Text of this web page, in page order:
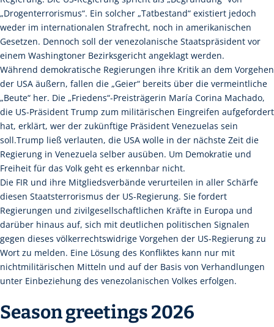
„Drogenterrorismus“. Ein solcher „Tatbestand“ existiert jedoch
weder im internationalen Strafrecht, noch in amerikanischen
Gesetzen. Dennoch soll der venezolanische Staatspräsident vor
einem Washingtoner Bezirksgericht angeklagt werden.
Während demokratische Regierungen ihre Kritik an dem Vorgehen
der USA äußern, fallen die „Geier“ bereits über die vermeintliche
„Beute“ her. Die „Friedens“-Preisträgerin María Corina Machado,
die US-Präsident Trump zum militärischen Eingreifen aufgefordert
hat, erklärt, wer der zukünftige Präsident Venezuelas sein
soll.Trump ließ verlauten, die USA wolle in der nächste Zeit die
Regierung in Venezuela selber ausüben. Um Demokratie und
Freiheit für das Volk geht es erkennbar nicht.
Die FIR und ihre Mitgliedsverbände verurteilen in aller Schärfe
diesen Staatsterrorismus der US-Regierung. Sie fordert
Regierungen und zivilgesellschaftlichen Kräfte in Europa und
darüber hinaus auf, sich mit deutlichen politischen Signalen
gegen dieses völkerrechtswidrige Vorgehen der US-Regierung zu
Wort zu melden. Eine Lösung des Konfliktes kann nur mit
nichtmilitärischen Mitteln und auf der Basis von Verhandlungen
unter Einbeziehung des venezolanischen Volkes erfolgen.
Season greetings 2026